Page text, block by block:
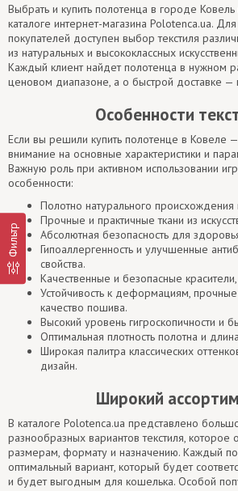
Фильтр
Выбрать и купить полотенца в городе
каталоге интернет-магазина Polotenca.ua.
покупателей доступен выбор текстиля
из натуральных и высококлассных
Каждый клиент найдет полотенца в нужном
ценовом диапазоне, а о быстрой доставке —
Особенности
Если вы решили купить полотенце в Ковеле —
внимание на основные характеристики и
Важную роль при активном использовании
особенности:
Полотно натурального происхождения
Прочные и практичные ткани из
Абсолютная безопасность для
Гипоаллергенность и улучшенные
свойства.
Качественные и безопасные
Устойчивость к деформациям,
качество пошива.
Высокий уровень гигроскопичности и
Оптимальная плотность полотна и
Широкая палитра классических
дизайн.
Широкий
В каталоге Polotenca.ua представлено
разнообразных вариантов текстиля, которое
размерам, формату и назначению. Каждый
оптимальный вариант, который будет
и будет выгодным для кошелька. Особой